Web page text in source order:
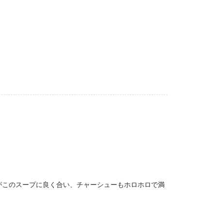
のスープに良く合い、チャーシューもホロホロで満